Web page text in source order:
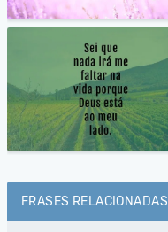
FRASES RELACIONADAS